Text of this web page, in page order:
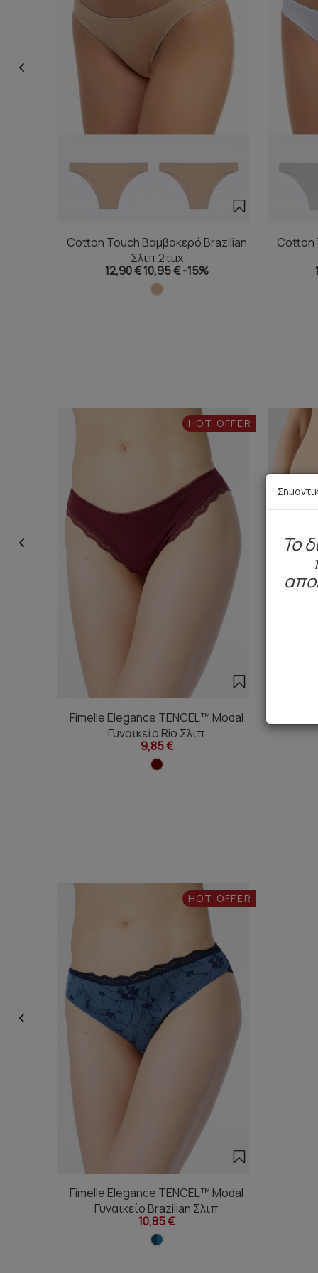
Cotton Touch Βαμβακερό Brazilian
Σλιπ 2τμχ
12,90 €10,95 €-15%
Cotton
HOT OFFER
Fimelle Elegance TENCEL™ Modal
Γυναικείο Rio Σλιπ
9,85 €
HOT OFFER
Fimelle Elegance TENCEL™ Modal
Γυναικείο Brazilian Σλιπ
10,85 €
To